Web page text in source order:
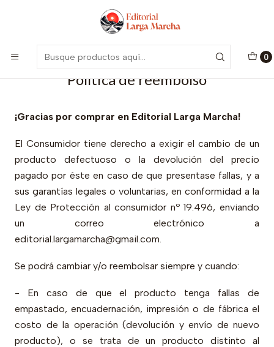
0
Encuentra nuestro catálogo aquí
Política de reembolso
¡Gracias por comprar en Editorial Larga Marcha!
El Consumidor tiene derecho a exigir el cambio de un
producto defectuoso o la devolución del precio
pagado por éste en caso de que presentase fallas, y a
sus garantías legales o voluntarias, en conformidad a la
Ley de Protección al consumidor nº 19.496, enviando
un correo electrónico a
editorial.largamarcha@gmail.com.
Se podrá cambiar y/o reembolsar siempre y cuando:
- En caso de que el producto tenga fallas de
empastado, encuadernación, impresión o de fábrica el
costo de la operación (devolución y envío de nuevo
producto), o se trata de un producto distinto al